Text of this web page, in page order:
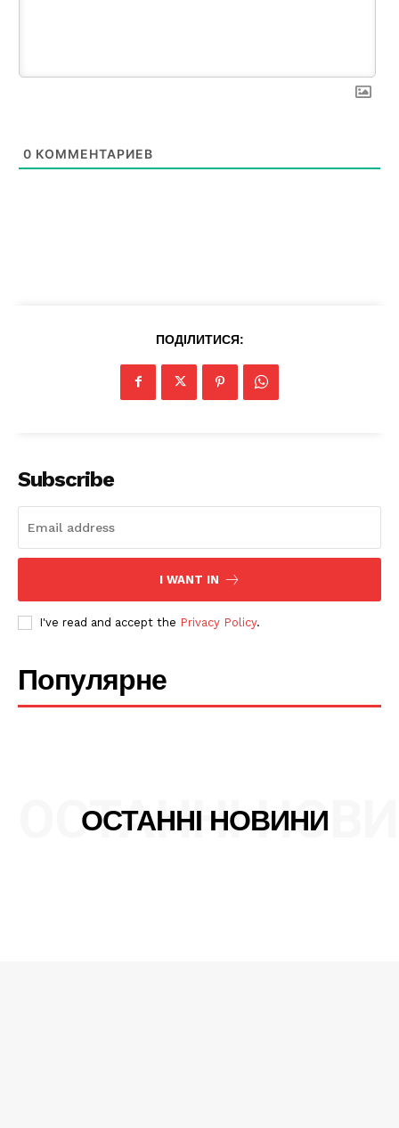
0 КОММЕНТАРИЕВ
ПОДІЛИТИСЯ:
Subscribe
I WANT IN
I've read and accept the Privacy Policy.
Популярне
ОСТАННІ НОВИНИ
ОСТАННІ